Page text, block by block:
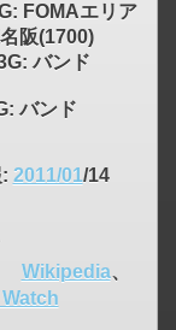
FOMAエリア
阪(1700)
バンド
バンド
: 2011/01/14
Wikipedia、